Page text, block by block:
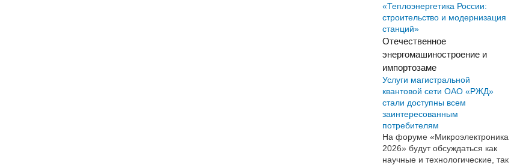
«Теплоэнергетика России:
строительство и модернизация
станций»
Отечественное
энергомашиностроение и
импортозаме
Услуги магистральной
квантовой сети ОАО «РЖД»
стали доступны всем
заинтересованным
потребителям
На форуме «Микроэлектроника
2026» будут обсуждаться как
научные и технологические, так